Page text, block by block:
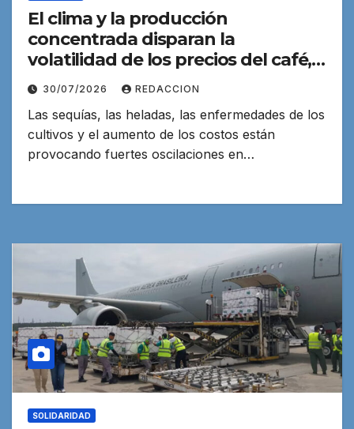
El clima y la producción
concentrada disparan la
volatilidad de los precios del café,
el cacao y el té
30/07/2026 REDACCION
Las sequías, las heladas, las enfermedades de los
cultivos y el aumento de los costos están
provocando fuertes oscilaciones en…
SOLIDARIDAD